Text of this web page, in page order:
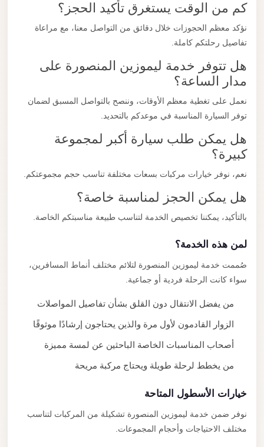
كم من الوقت يستغرق تأكيد الحجز؟
نؤكد معظم الحجوزات خلال دقائق من التواصل معنا، مع مراعاة
تفاصيل رحلتكم كاملة.
هل تتوفر خدمة ليموزين المنصورة على
مدار الساعة؟
نعمل على تغطية معظم الأوقات، وننصح بالتواصل المسبق لضمان
توفر السيارة المناسبة في موعدكم بالتحديد.
هل يمكن طلب سيارة أكبر لمجموعة
كبيرة؟
نعم، نوفر خيارات مركبات بسعات مختلفة تناسب حجم مجموعتكم.
هل يمكن الحجز لمناسبة خاصة؟
بالتأكيد، يمكننا تخصيص الخدمة لتناسب طبيعة مناسبتكم الخاصة.
لمن هذه الخدمة؟
صُممت خدمة ليموزين المنصورة لتلائم مختلف أنماط المسافرين،
سواء كانت الرحلة فردية أو جماعية.
من يفضل الانتقال دون القلق بشأن تفاصيل المواصلات
الزوار القادمون لأول مرة والذين يحتاجون إرشادًا موثوقًا
أصحاب المناسبات الخاصة الباحثين عن لمسة مميزة
من يخطط لرحلة طويلة ويحتاج مركبة مريحة
خيارات الأسطول المتاحة
نوفر ضمن خدمة ليموزين المنصورة تشكيلة من المركبات لتناسب
مختلف الاحتياجات وأحجام المجموعات.